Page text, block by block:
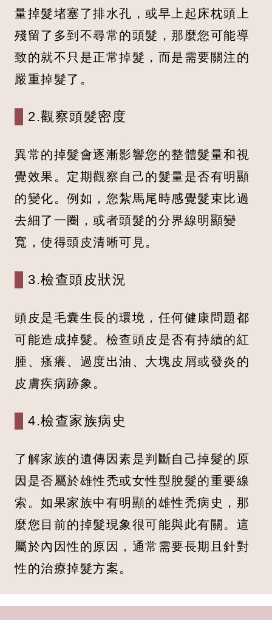
量掉髮堵塞了排水孔，或早上起床枕頭上
殘留了多到不尋常的頭髮，那麼您可能導
致的就不只是正常掉髮，而是需要關注的
嚴重掉髮了。
2.觀察頭髮密度
異常的掉髮會逐漸影響您的整體髮量和視
覺效果。定期觀察自己的髮量是否有明顯
的變化。例如，您紮馬尾時感覺髮束比過
去細了一圈，或者頭髮的分界線明顯變
寬，使得頭皮清晰可見。
3.檢查頭皮狀況
頭皮是毛囊生長的環境，任何健康問題都
可能造成掉髮。檢查頭皮是否有持續的紅
腫、瘙癢、過度出油、大塊皮屑或發炎的
皮膚疾病跡象。
4.檢查家族病史
了解家族的遺傳因素是判斷自己掉髮的原
因是否屬於雄性禿或女性型脫髮的重要線
索。如果家族中有明顯的雄性禿病史，那
麼您目前的掉髮現象很可能與此有關。這
屬於內因性的原因，通常需要長期且針對
性的治療掉髮方案。